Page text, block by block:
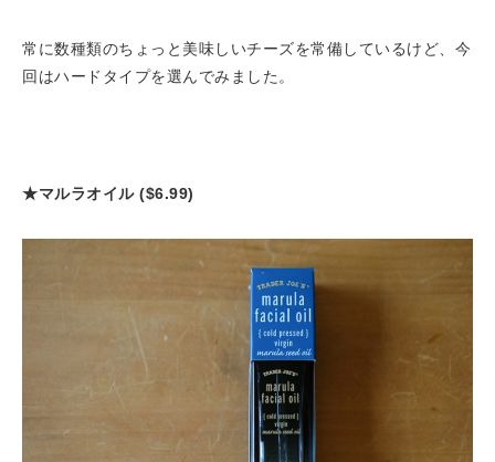
常に数種類のちょっと美味しいチーズを常備しているけど、今
回はハードタイプを選んでみました。
★マルラオイル ($6.99)